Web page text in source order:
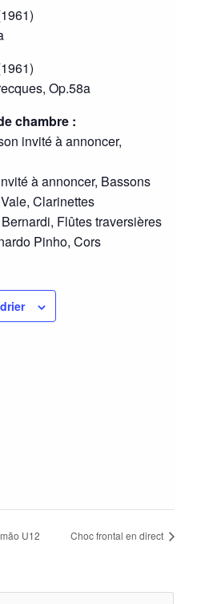
Op.58a
chambre :
invité à annoncer,
à annoncer, Bassons
Clarinettes
Flûtes traversières
Pinho, Cors
U12 Choc frontal en direct